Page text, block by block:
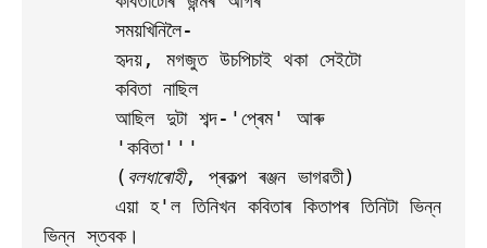
      হৃদয়, মগজুত উচপিচাই থকা সেইটো
      (
বলধাৰোহী, প্ৰকল্প ৰঞ্জন ভাগৱতী)
ভিন্ন স্তবক।